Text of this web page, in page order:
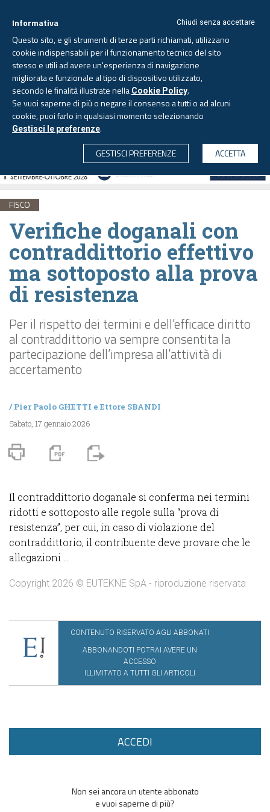
CERCA
Sabato, 8 agosto 2026 - Aggiornato alle 6.00
FISCO
Verifiche doganali con
contraddittorio effettivo
ma sottoposto alla prova
di resistenza
Per il rispetto dei termini e dell’efficace diritto
al contraddittorio va sempre consentita la
partecipazione dell’impresa all’attività di
accertamento
/Pier Paolo GHETTI e Ettore SBANDI
Sabato, 17 gennaio 2026
Il contraddittorio doganale si conferma nei termini
ridotti e sottoposto alle regole sulla “prova di
resistenza”, per cui, in caso di violazione del
contraddittorio, il contribuente deve provare che le
allegazioni ...
Copyright 2026 © EUTEKNE SpA - riproduzione riservata
CONTENUTO RISERVATO AGLI ABBONATI
ABBONANDOTI POTRAI AVERE UN
ACCESSO
ILLIMITATO A TUTTI GLI ARTICOLI
ACCEDI
Non sei ancora un utente abbonato
e vuoi saperne di più?
Chiudi senza accettare
Informativa
Questo sito, e gli strumenti di terze parti richiamati, utilizzano
cookie indispensabili per il funzionamento tecnico del sito
stesso e utili ad avere un'esperienza di navigazione
migliorata e funzionale al tipo di dispositivo utilizzato,
secondo le finalità illustrate nella Cookie Policy.
Se vuoi saperne di più o negare il consenso a tutti o ad alcuni
cookie, puoi farlo in qualsiasi momento selezionando
Gestisci le preferenze.
GESTISCI PREFERENZE
ACCETTA